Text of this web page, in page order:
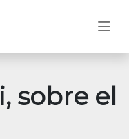
sobre el